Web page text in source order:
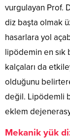
vurgulayan Prof.
diz başta olmak
hasarlara yol
lipödemin en sık
kalçaları da
olduğunu
değil. Lipödemli
eklem
Mekanik yük